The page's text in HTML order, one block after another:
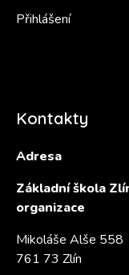
Přihlášení
Kontakty
Adresa
Základní škola
organizace
Mikoláše Alše 558
761 73 Zlín